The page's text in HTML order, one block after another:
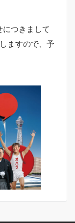
つきまして
ますので、予